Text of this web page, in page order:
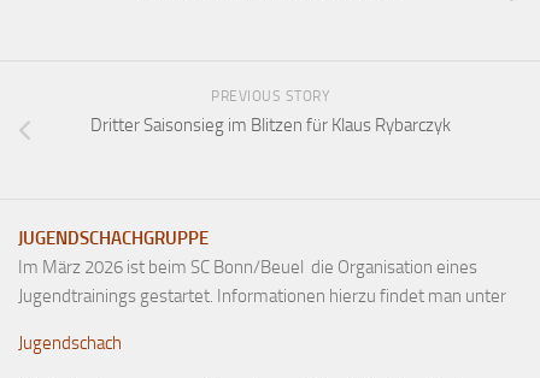
BKV
PREVIOUS STORY
Dritter Saisonsieg im Blitzen für Klaus Rybarczyk
JUGENDSCHACHGRUPPE
Im März 2026 ist beim SC Bonn/Beuel die Organisation eines
Jugendtrainings gestartet. Informationen hierzu findet man unter
Jugendschach